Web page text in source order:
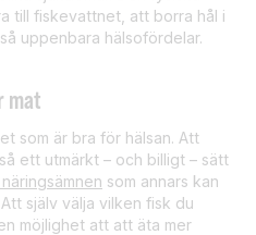
till fiskevattnet, att borra hål i
uppenbara hälsofördelar.
mat
som är bra för hälsan. Att
ett utmärkt – och billigt – sätt
som annars kan
själv välja vilken fisk du
möjlighet att att äta mer